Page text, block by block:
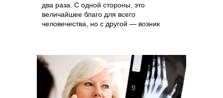
два раза. С одной стороны, это
величайшее благо для всего
человечества, но с другой — возник